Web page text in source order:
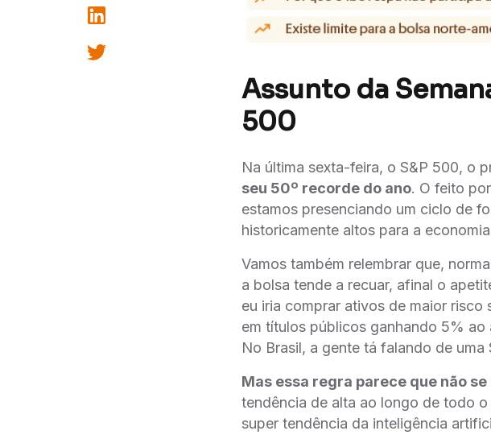
Assunto da
500
Na última sexta-feira, o S&P 500, o
seu 50º recorde do ano. O feito
estamos presenciando um ciclo de
historicamente altos para a
Vamos também relembrar que,
a bolsa tende a recuar, afinal o
eu iria comprar ativos de maior
em títulos públicos ganhando 5% ao
No Brasil, a gente tá falando de
Mas essa regra parece que não
tendência de alta ao longo de todo
super tendência da inteligência